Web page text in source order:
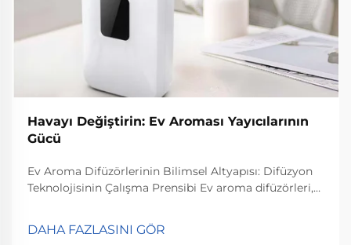
Havayı Değiştirin: Ev Aroması Yayıcılarının
Gücü
Ev Aroma Difüzörlerinin Bilimsel Altyapısı: Difüzyon
Teknolojisinin Çalışma Prensibi Ev aroma difüzörleri,
gösterir. Temel olarak, esansiyel yağ partiküllerinin
ne...
DAHA FAZLASINI GÖR